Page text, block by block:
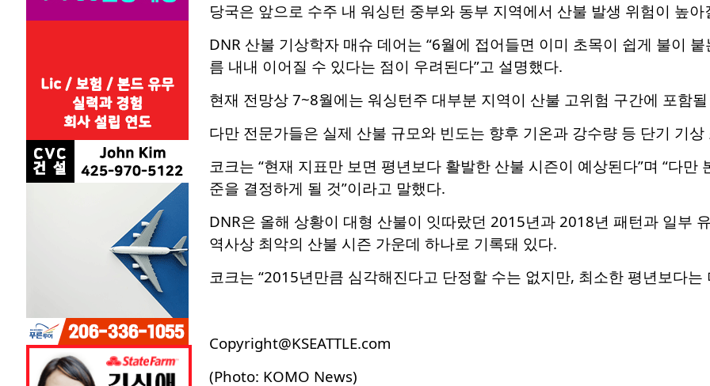
당국은 앞으로 수주 내 워싱턴 중부와 동부 지역에서 산불 발생 위험이 높
DNR 산불 기상학자 매슈 데어는 “6월에 접어들면 이미 초목이 쉽게 불이
름 내내 이어질 수 있다는 점이 우려된다”고 설명했다.
현재 전망상 7~8월에는 워싱턴주 대부분 지역이 산불 고위험 구간에 포함
다만 전문가들은 실제 산불 규모와 빈도는 향후 기온과 강수량 등 단기 기
코크는 “현재 지표만 보면 평년보다 활발한 산불 시즌이 예상된다”며 “다
준을 결정하게 될 것”이라고 말했다.
DNR은 올해 상황이 대형 산불이 잇따랐던 2015년과 2018년 패턴과 일부
역사상 최악의 산불 시즌 가운데 하나로 기록돼 있다.
코크는 “2015년만큼 심각해진다고 단정할 수는 없지만, 최소한 평년보다
Copyright@KSEATTLE.com
(Photo: KOMO News)